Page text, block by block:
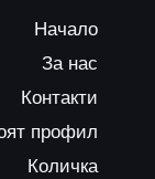
Начало
За нас
Контакти
профил
Количка